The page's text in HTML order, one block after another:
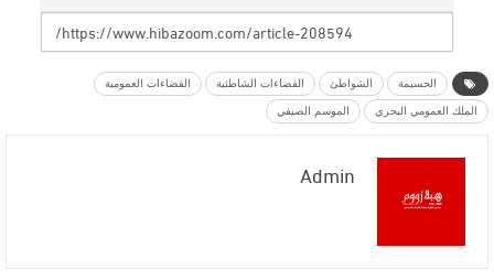
الحسيمة الشواطئ الفضاءات الشاطئية الفضاءات العمومية
الملك العمومي البحري الموسم الصيفي
Admin